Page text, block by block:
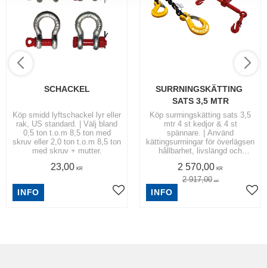
SCHACKEL
Köp smidd lyftschackel lyr eller
rak, US standard. | Välj bland
0,5 ton t.o.m 8,5 ton med
skruv eller 2,0 ton t.o.m 8,5 ton
med skruv + mutter.
23,00 KR
INFO
SURRNINGSKÄTTING
SATS 3,5 MTR
Köp surrningskätting sats 3,5
mtr 4 st kedjor & 4 st
spännare. | Använd
kättingsurrningar för överlägsen
hållbarhet, livslängd och
2 570,00 KR
2 917,00 KR
INFO